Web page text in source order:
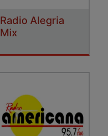
Radio Alegria
Mix